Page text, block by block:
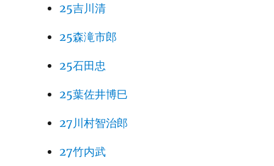
25吉川清
25森滝市郎
25石田忠
25葉佐井博巳
27川村智治郎
27竹内武